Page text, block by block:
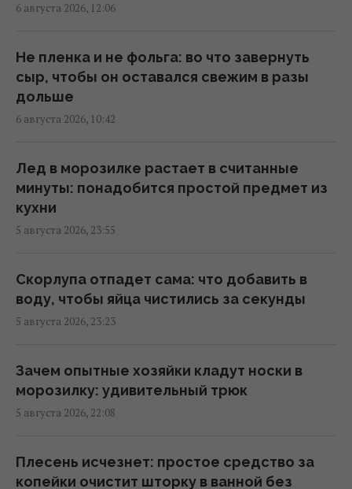
копеечный прием начинает работать
мгновенно
14:07 четверг, 06 августа 2026
бомба: ученые дали четкий ответ
13:45 четверг, 06 августа 2026
5 самых сложных профессий на авианосце
13:20 четверг, 06 августа 2026
"Не переставайте поддерживать":
время войны
13:07 четверг, 06 августа 2026
диетологи назвали безопасную норму
13:02 четверг, 06 августа 2026
6 августа 2026, 12:06
Не пленка и не фольга: во что завернуть
сыр, чтобы он оставался свежим в разы
дольше
6 августа 2026, 10:42
Лед в морозилке растает в считанные
минуты: понадобится простой предмет из
кухни
5 августа 2026, 23:55
Скорлупа отпадет сама: что добавить в
воду, чтобы яйца чистились за секунды
5 августа 2026, 23:23
Зачем опытные хозяйки кладут носки в
морозилку: удивительный трюк
5 августа 2026, 22:08
Плесень исчезнет: простое средство за
копейки очистит шторку в ванной без